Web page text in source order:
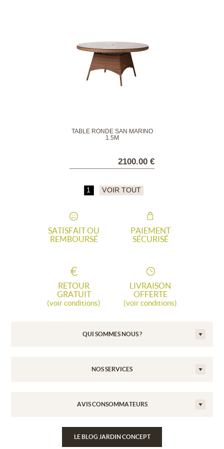
TABLE RONDE SAN MARINO
1.5M
2100.00 €
1 VOIR TOUT
SATISFAIT OU
REMBOURSÉ
PAIEMENT
SÉCURISÉ
RETOUR
GRATUIT
(voir conditions)
LIVRAISON
OFFERTE
(voir conditions)
QUI SOMMES NOUS ?
NOS SERVICES
AVIS CONSOMMATEURS
LE BLOG JARDIN CONCEPT